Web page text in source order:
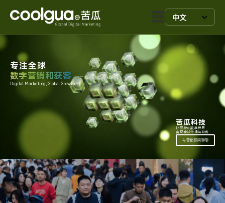
中文
专注全球
数字营销和获客
Digital Marketing, Global Growth.
苦瓜科技
让品牌在数字世界
实现全球传播与获客
与营销顾问聊聊